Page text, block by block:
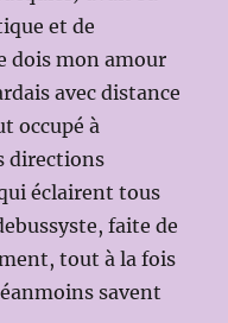
et de
dois mon amour
avec distance
occupé à
directions
éclairent tous
faite de
tout à la fois
savent